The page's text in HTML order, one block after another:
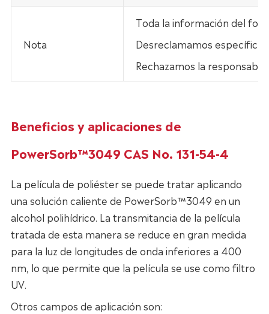
Nota
Toda la información del
Desreclamamos
Rechazamos la
Beneficios y aplicaciones de
PowerSorb™3049 CAS No. 131-54-4
La película de poliéster se puede tratar aplicando
una solución caliente de PowerSorb™3049 en un
alcohol polihídrico. La transmitancia de la película
tratada de esta manera se reduce en gran medida
para la luz de longitudes de onda inferiores a 400
nm, lo que permite que la película se use como filtro
UV.
Otros campos de aplicación son: